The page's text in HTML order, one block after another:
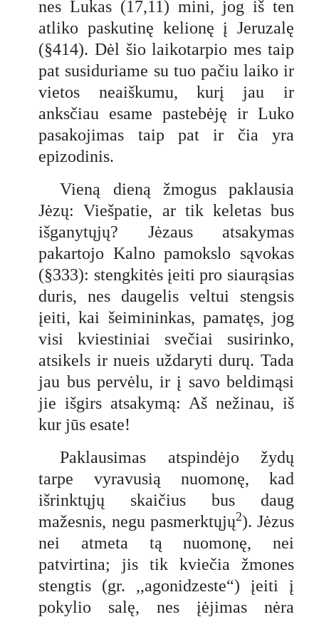
nes Lukas (17,11) mini, jog iš ten
atliko paskutinę kelionę į Jeruzalę
(§414). Dėl šio laikotarpio mes taip
pat susiduriame su tuo pačiu laiko ir
vietos neaiškumu, kurį jau ir
anksčiau esame pastebėję ir Luko
pasakojimas taip pat ir čia yra
epizodinis.
Vieną dieną žmogus paklausia
Jėzų: Viešpatie, ar tik keletas bus
išganytųjų? Jėzaus atsakymas
pakartojo Kalno pamokslo sąvokas
(§333): stengkitės įeiti pro siaurąsias
duris, nes daugelis veltui stengsis
įeiti, kai šeimininkas, pamatęs, jog
visi kviestiniai svečiai susirinko,
atsikels ir nueis uždaryti durų. Tada
jau bus pervėlu, ir į savo beldimąsi
jie išgirs atsakymą: Aš nežinau, iš
kur jūs esate!
Paklausimas atspindėjo žydų
tarpe vyravusią nuomonę, kad
išrinktųjų skaičius bus daug
mažesnis, negu pasmerktųjų2). Jėzus
nei atmeta tą nuomonę, nei
patvirtina; jis tik kviečia žmones
stengtis (gr. ,,agonidzeste“) įeiti į
pokylio salę, nes įėjimas nėra